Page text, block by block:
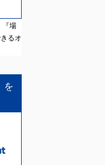
『場
るオ
を